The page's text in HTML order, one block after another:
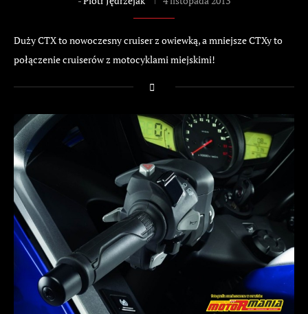
Duży CTX to nowoczesny cruiser z owiewką, a mniejsze CTXy to
połączenie cruiserów z motocyklami miejskimi!